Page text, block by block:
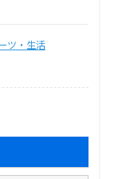
ツ・生活